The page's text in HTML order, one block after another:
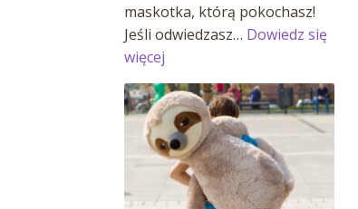
maskotka, którą pokochasz!
Jeśli odwiedzasz… Dowiedz się
więcej:
MANATY
W
AFRYKARIUM
!